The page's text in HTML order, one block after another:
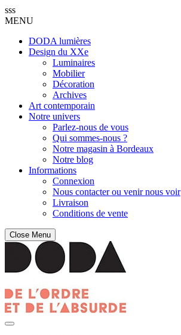
sss
MENU
DODA lumières
Design du XXe
Luminaires
Mobilier
Décoration
Archives
Art contemporain
Notre univers
Parlez-nous de vous
Qui sommes-nous ?
Notre magasin à Bordeaux
Notre blog
Informations
Connexion
Nous contacter ou venir nous voir
Livraison
Conditions de vente
Close Menu